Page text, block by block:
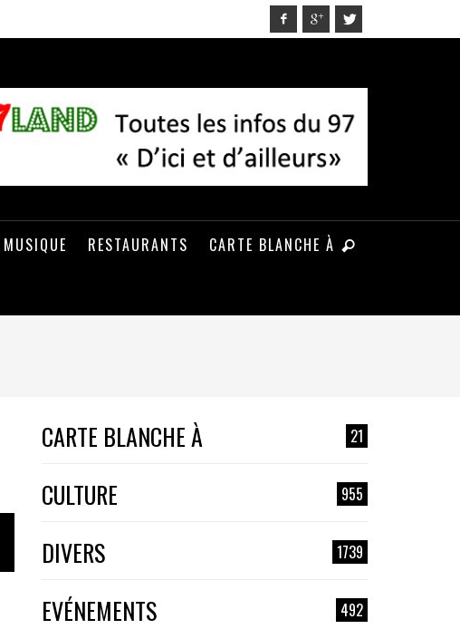
MUSIQUE RESTAURANTS CARTE BLANCHE À
CARTE BLANCHE À 21
CULTURE 955
DIVERS 1739
EVÉNEMENTS 492